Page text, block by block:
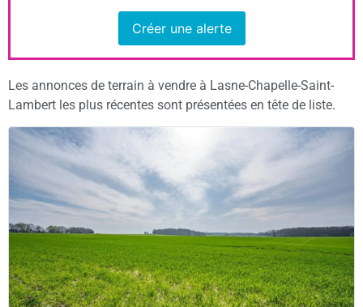
Créer une alerte
Les annonces de terrain à vendre à Lasne-Chapelle-Saint-
Lambert les plus récentes sont présentées en tête de liste.